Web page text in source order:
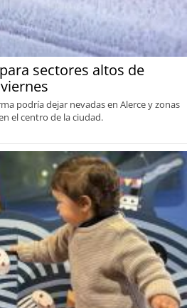
sectores altos de
podría dejar nevadas en Alerce y zonas
el centro de la ciudad.